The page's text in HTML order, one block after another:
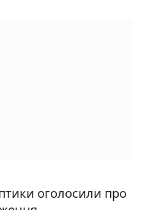
оголосили про